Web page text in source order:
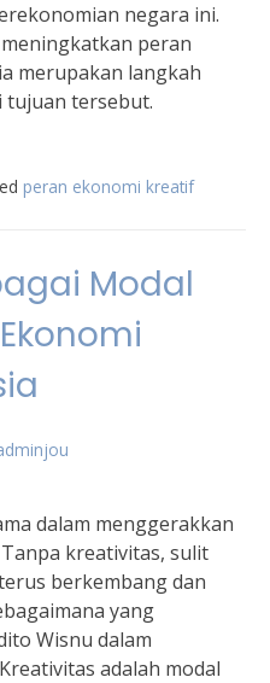
negara ini.
peran
merupakan langkah
tujuan tersebut.
peran ekonomi kreatif
Modal
dalam menggerakkan
kreativitas, sulit
berkembang dan
yang
Wisnu dalam
adalah modal